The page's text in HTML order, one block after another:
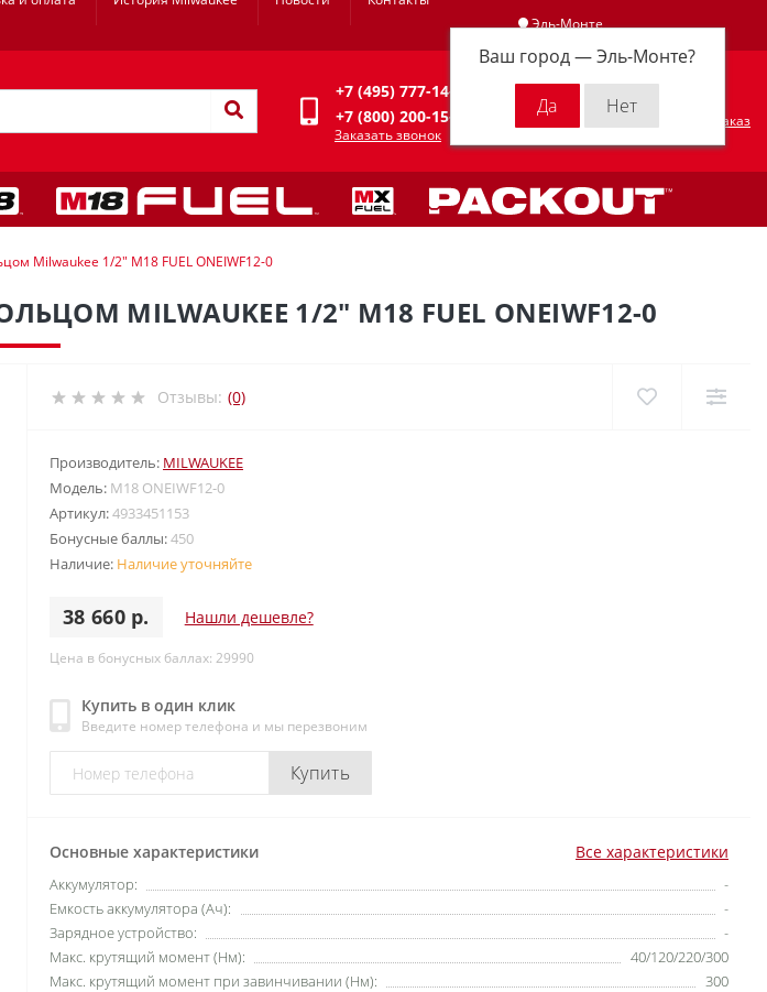
Эль-Монте
Ваш город —Эль-Монте?
Личный кабинет
+7 (495) 777-14-94
+7 (800) 200-15-94
Заказать звонок
Оформить заказ
Milwaukee 1/2" M18 FUEL ONEIWF12-0
MILWAUKEE 1/2" M18 FUEL ONEIWF12-0
Отзывы: (0)
Производитель: MILWAUKEE
Модель: M18 ONEIWF12-0
Артикул:4933451153
Бонусные баллы:450
Наличие: Наличие уточняйте
38 660 р. Нашли дешевле?
Цена в бонусных баллах: 29990
Купить в один клик
Введите номер телефона и мы перезвоним
Купить
Основные характеристики Все характеристики
Аккумулятор:
-
Емкость аккумулятора (Ач):
-
Зарядное устройство:
-
Макс. крутящий момент (Нм):
40/120/220/300
Макс. крутящий момент при завинчивании (Нм):
300